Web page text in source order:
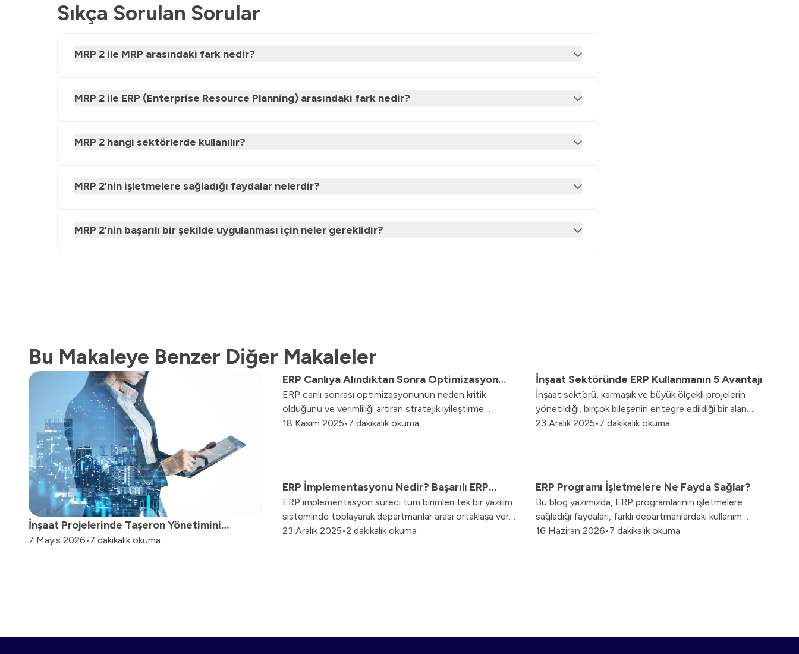
Sıkça Sorulan Sorular
MRP 2 ile MRP arasındaki fark nedir?
MRP 2 ile ERP (Enterprise Resource Planning) arasındaki fark nedir?
MRP 2 hangi sektörlerde kullanılır?
MRP 2’nin işletmelere sağladığı faydalar nelerdir?
MRP 2’nin başarılı bir şekilde uygulanması için neler gereklidir?
Bu Makaleye Benzer Diğer Makaleler
İnşaat Projelerinde Taşeron Yönetimini
Kolaylaştıran 5 Pratik Yöntem
7 Mayıs 2026•7 dakikalık okuma
ERP Canlıya Alındıktan Sonra Optimizasyon
Nasıl Yapılır? Sürekli İyileştirme Stratejileri
ERP canlı sonrası optimizasyonunun neden kritik
olduğunu ve verimliliği artıran stratejik iyileştirme
adımlarını keşfedin.
18 Kasım 2025•7 dakikalık okuma
İnşaat Sektöründe ERP Kullanmanın 5 Avantajı
İnşaat sektörü, karmaşık ve büyük ölçekli projelerin
yönetildiği, birçok bileşenin entegre edildiği bir alan
olarak bilinir. Bu nedenle, etkili bir iş yönetimi ve süreç
23 Aralık 2025•7 dakikalık okuma
ERP İmplementasyonu Nedir? Başarılı ERP
Entegrasyonu İpuçları
ERP implementasyon süreci tüm birimleri tek bir yazılım
sisteminde toplayarak departmanlar arası ortaklaşa veri
paylaşımını sağlar.
23 Aralık 2025•2 dakikalık okuma
ERP Programı İşletmelere Ne Fayda Sağlar?
Bu blog yazımızda, ERP programlarının işletmelere
sağladığı faydaları, farklı departmanlardaki kullanım
alanlarını ve doğru ERP uygulamasıyla elde edilebilecek
16 Haziran 2026•7 dakikalık okuma